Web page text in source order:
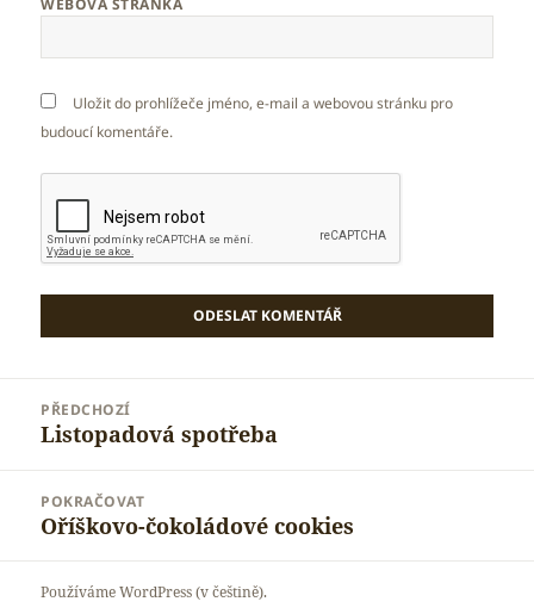
Uložit do prohlížeče jméno, e-mail a webovou stránku pro
budoucí komentáře.
příspěvek
PŘEDCHOZÍ
Předchozí
Listopadová spotřeba
POKRAČOVAT
Následující
Oříškovo-čokoládové cookies
Používáme WordPress (v češtině).